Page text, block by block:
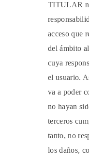
TITULAR
acceso que
del ámbito
cuya
el usuario.
va a poder
no hayan
terceros
tanto, no
los daños,